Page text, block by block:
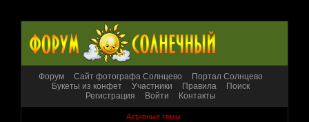
Форум Сайт фотографа Солнцево
Портал Солнцево
Букеты из конфет
Участники Правила
Поиск
Регистрация
Войти Контакты
Активные темы